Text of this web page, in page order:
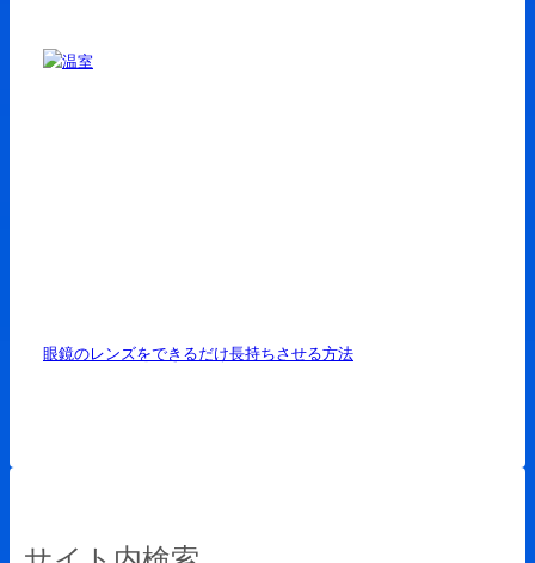
眼鏡のレンズをできるだけ長持ちさせる方法